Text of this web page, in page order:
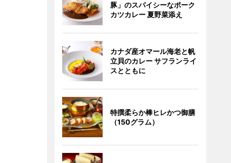
豚」のスパイシーなポーク
カツカレー 夏野菜添え
カナダ産オマール海老と帆
立貝のカレー サフランライ
スとともに
特撰柔らか棒ヒレかつ御膳
（150グラム）